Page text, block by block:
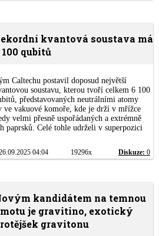
kvantová soustava má
100 qubitů
Caltechu postavil doposud největší
soustavu, kterou tvoří celkem 6 100
představovaných neutrálními atomy
ve vakuové komoře, kde je drží v mřížce
velmi přesně uspořádaných a extrémně
paprsků. Celé tohle udrželi v superpozici
04:04 19296x Diskuze: 0
kandidátem na temnou
je gravitino, exotický
gravitonu